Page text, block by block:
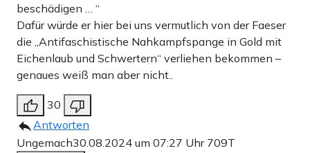
beschädigen … “
Dafür würde er hier bei uns vermutlich von der Faeser
die „Antifaschistische Nahkampfspange in Gold mit
Eichenlaub und Schwertern“ verliehen bekommen –
genaues weiß man aber nicht..
30
Antworten
Ungemach30.08.2024 um 07:27 Uhr 709T